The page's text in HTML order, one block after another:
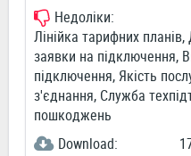
Недоліки:
Лінійка тарифних
заявки на підключення,
підключення, Якість
з'єднання, Служба
пошкоджень
Download: